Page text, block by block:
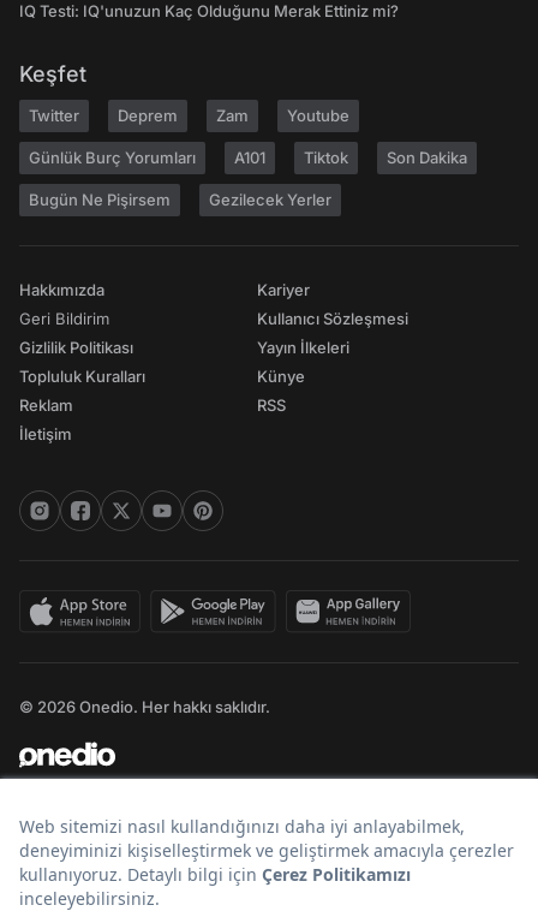
IQ Testi: IQ'unuzun Kaç Olduğunu Merak Ettiniz mi?
Keşfet
Twitter Deprem Zam Youtube
Günlük Burç Yorumları A101 Tiktok Son Dakika
Bugün Ne Pişirsem Gezilecek Yerler
Hakkımızda
Geri Bildirim
Gizlilik Politikası
Topluluk Kuralları
Reklam
İletişim
Kariyer
Kullanıcı Sözleşmesi
Yayın İlkeleri
Künye
RSS
© 2026 Onedio. Her hakkı saklıdır.
Bir markasıdır.